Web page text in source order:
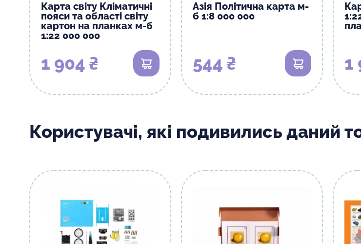
Карта світу Кліматичні
пояси та області світу
картон на планках м-б
1:22 000 000
1 904 ₴ В кошик
Азія Політична карта м-
б 1:8 000 000
544 ₴ В кошик 1
Користувачі, які подивились даний